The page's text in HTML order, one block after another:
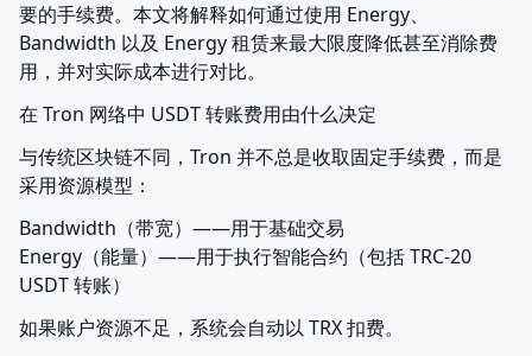
要的手续费。本文将解释如何通过使用 Energy、
Bandwidth 以及 Energy 租赁来最大限度降低甚至消除费
用，并对实际成本进行对比。
在 Tron 网络中 USDT 转账费用由什么决定
与传统区块链不同，Tron 并不总是收取固定手续费，而是
采用资源模型：
Bandwidth（带宽）——用于基础交易
Energy（能量）——用于执行智能合约（包括 TRC-20
USDT 转账）
如果账户资源不足，系统会自动以 TRX 扣费。